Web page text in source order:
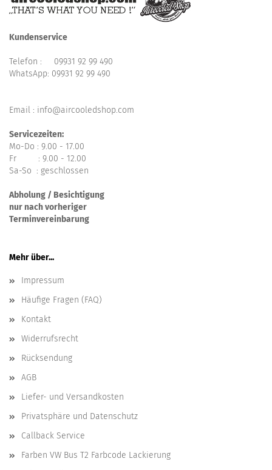
Kundenservice
Telefon : 09931 92 99 490
WhatsApp: 09931 92 99 490
Email : info@aircooledshop.com
Servicezeiten:
Mo-Do : 9.00 - 17.00
Fr : 9.00 - 12.00
Sa-So : geschlossen
Abholung / Besichtigung
nur nach vorheriger
Terminvereinbarung
Mehr über...
Impressum
Häufige Fragen (FAQ)
Kontakt
Widerrufsrecht
Rücksendung
AGB
Liefer- und Versandkosten
Privatsphäre und Datenschutz
Callback Service
Farben VW Bus T2 Farbcode Lackierung